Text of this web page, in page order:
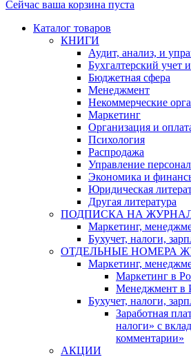
Сейчас ваша корзина пуста
Каталог товаров
КНИГИ
Аудит, анализ, и
Бухгалтерский учет
Бюджетная сфера
Менеджмент
Некоммерческие
Маркетинг
Организация и
Психология
Распродажа
Управление
Экономика и
Юридическая
Другая литература
ПОДПИСКА НА
Маркетинг,
Бухучет, налоги,
ОТДЕЛЬНЫЕ НОМЕРА
Маркетинг,
Маркетинг в
Менеджмент в
Бухучет, налоги,
Заработная
налоги» с
комментарии»
АКЦИИ